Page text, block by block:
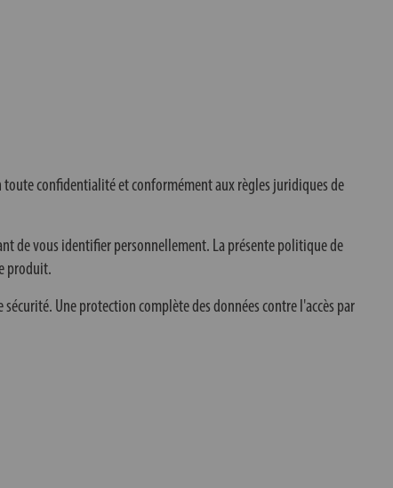
toute confidentialité et conformément aux règles juridiques de
de vous identifier personnellement. La présente politique de
produit.
Une protection complète des données contre l'accès par